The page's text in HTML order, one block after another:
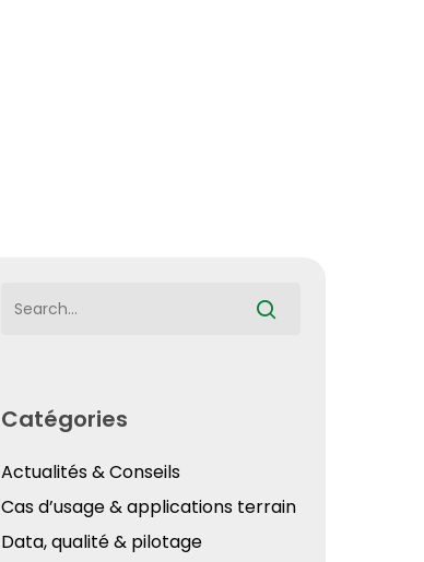
Catégories
Actualités & Conseils
Cas d’usage & applications terrain
Data, qualité & pilotage